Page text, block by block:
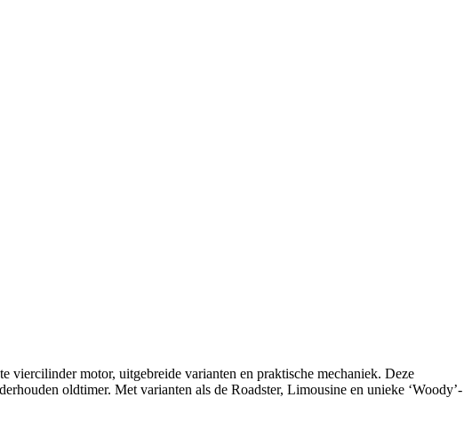
motor, uitgebreide varianten en praktische mechaniek. Deze
oldtimer. Met varianten als de Roadster, Limousine en unieke ‘Woody’-